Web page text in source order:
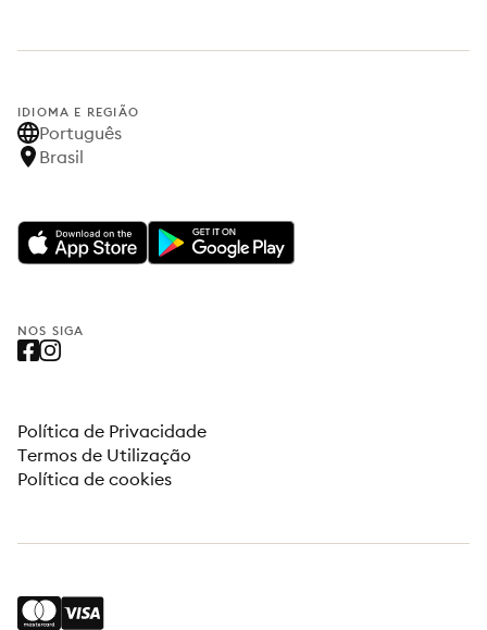
IDIOMA E REGIÃO
Português
Brasil
NOS SIGA
Política de Privacidade
Termos de Utilização
Política de cookies